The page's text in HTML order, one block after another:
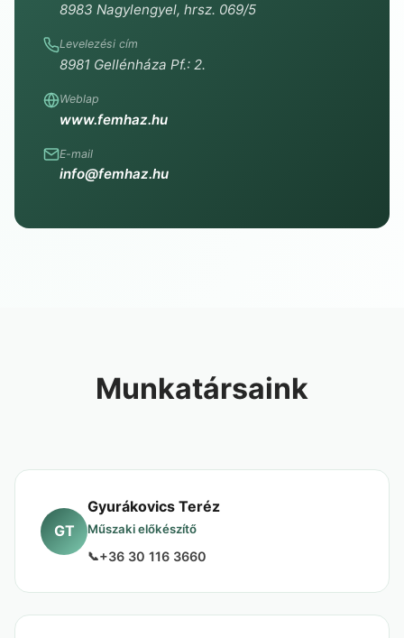
8983 Nagylengyel, hrsz. 069/5
Levelezési cím
8981 Gellénháza Pf.: 2.
Weblap
www.femhaz.hu
E-mail
info@femhaz.hu
Munkatársaink
GT
Gyurákovics Teréz
Műszaki előkészítő
+36 30 116 3660